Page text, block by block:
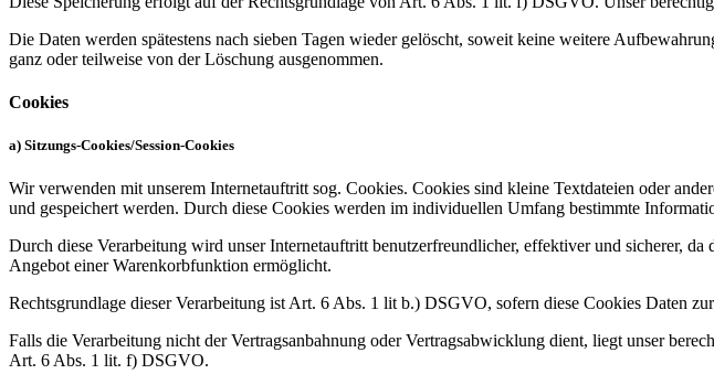
Die Daten werden spätestens nach sieben Tagen wieder gelöscht, soweit keine weitere
ganz oder teilweise von der Löschung ausgenommen.
Cookies
a) Sitzungs-Cookies/Session-Cookies
Wir verwenden mit unserem Internetauftritt sog. Cookies. Cookies sind kleine Textdateien oder
und gespeichert werden. Durch diese Cookies werden im individuellen Umfang bestimmte
Durch diese Verarbeitung wird unser Internetauftritt benutzerfreundlicher, effektiver und sicherer,
Angebot einer Warenkorbfunktion ermöglicht.
Rechtsgrundlage dieser Verarbeitung ist Art. 6 Abs. 1 lit b.) DSGVO, sofern diese Cookies Daten
Falls die Verarbeitung nicht der Vertragsanbahnung oder Vertragsabwicklung dient, liegt unser
Art. 6 Abs. 1 lit. f) DSGVO.